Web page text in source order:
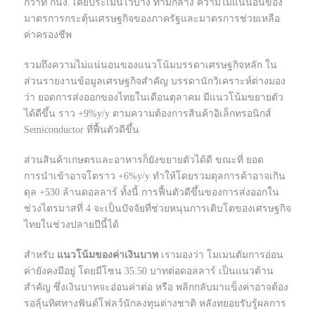
กว่าที่ กนง. เคยประเมินไว้บ้าง ท่ามกลาง ความไม่แน่นอนของ
มาตรการกระตุ้นเศรษฐกิจของภาครัฐและมาตรการช่วยเหลือ
ค่าครองชีพ
รวมถึงความไม่แน่นอนของแนวโน้มบรรดาเศรษฐกิจหลัก ใน
ส่วนรายงานข้อมูลเศรษฐกิจสำคัญ บรรดานักวิเคราะห์ต่างมอง
ว่า ยอดการส่งออกของไทยในเดือนตุลาคม มีแนวโน้มขยายตัว
ได้ดีขึ้น ราว +9%y/y ตามความต้องการสินค้าอิเล็กทรอนิกส์
Semiconductor ที่ฟื้นตัวดีขึ้น
ส่วนสินค้าเกษตรและอาหารก็ยังขยายตัวได้ดี ขณะที่ ยอด
การนำเข้าอาจโตราว +6%y/y ทำให้โดยรวมดุลการค้าอาจเกิน
ดุล +530 ล้านดอลลาร์ ทั้งนี้ การฟื้นตัวดีขึ้นของการส่งออกใน
ช่วงไตรมาสที่ 4 จะเป็นปัจจัยที่ช่วยหนุนการเติบโตของเศรษฐกิจ
ไทยในช่วงปลายปีนี้ได้
สำหรับ แนวโน้มของค่าเงินบาท เรามองว่า โมเมนตัมการอ่อน
ค่ายังคงมีอยู่ โดยมีโซน 35.50 บาทต่อดอลลาร์ เป็นแนวต้าน
สำคัญ ซึ่งเงินบาทจะอ่อนค่าต่อ หรือ พลิกกลับมาแข็งค่าอาจต้อง
รอลุ้นทิศทางฟันด์โฟลว์นักลงทุนต่างชาติ หลังทยอยรับรู้ผลการ